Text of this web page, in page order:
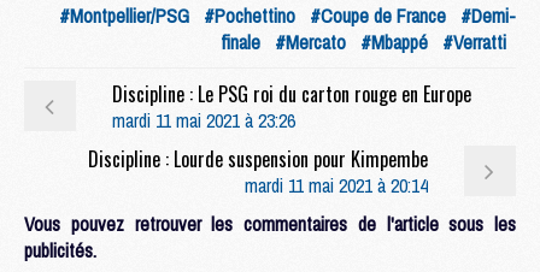
#Montpellier/PSG #Pochettino #Coupe de France #Demi-
finale #Mercato #Mbappé #Verratti
Discipline : Le PSG roi du carton rouge en Europe
mardi 11 mai 2021 à 23:26
Discipline : Lourde suspension pour Kimpembe
mardi 11 mai 2021 à 20:14
Vous pouvez retrouver les commentaires de l'article sous les
publicités.